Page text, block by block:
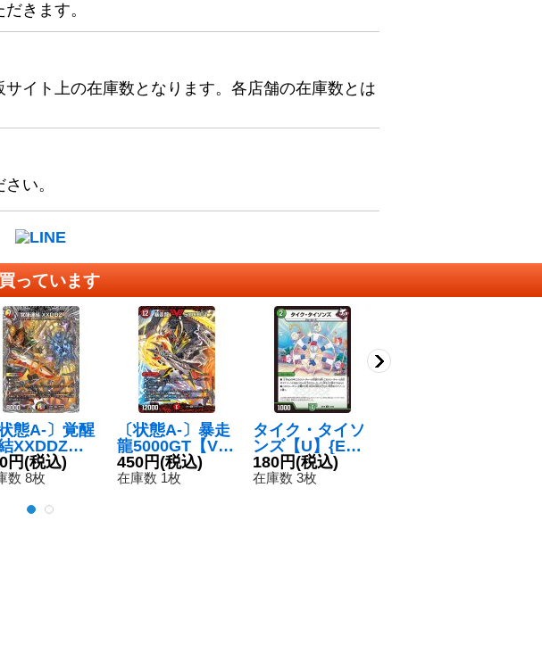
きます。
イト上の在庫数となります。各店舗の在庫数とは
い。
っています
状態A-〕覚醒
XXDDZ【V
{26RP1TR9/
《多》
円(税込)
数 8枚
〔状態A-〕暴走
龍5000GT【V】
{EX0156/80}
《火》
450円(税込)
在庫数 1枚
タイク・タイソ
ンズ【U】{EX1
951/68}《自
然》
180円(税込)
在庫数 3枚